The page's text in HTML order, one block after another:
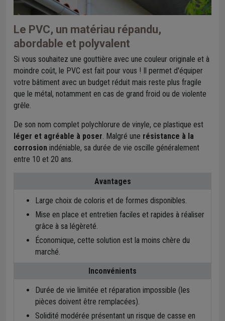
Le PVC, un matériau répandu,
abordable et polyvalent
Si vous souhaitez une gouttière avec une couleur originale et à
moindre coût, le PVC est fait pour vous ! Il permet d'équiper
votre bâtiment avec un budget réduit mais reste plus fragile
que le métal, notamment en cas de grand froid ou de violente
grêle.
De son nom complet polychlorure de vinyle, ce plastique est
léger et agréable à poser . Malgré une résistance à la
corrosion indéniable, sa durée de vie oscille généralement
entre 10 et 20 ans.
Avantages
Large choix de coloris et de formes disponibles.
Mise en place et entretien faciles et rapides à réaliser
grâce à sa légèreté.
Économique, cette solution est la moins chère du
marché.
Inconvénients
Durée de vie limitée et réparation impossible (les
pièces doivent être remplacées).
Solidité modérée présentant un risque de casse en